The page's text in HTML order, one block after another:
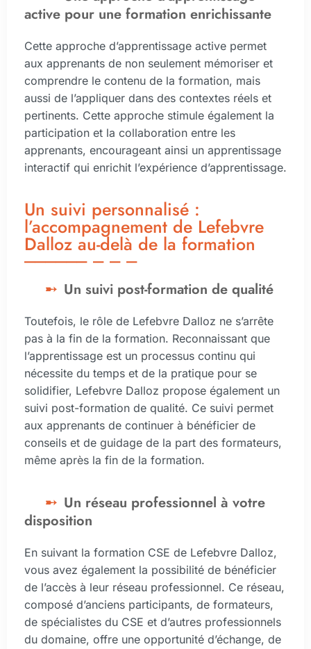
active pour une formation enrichissante
Cette approche d’apprentissage active permet
aux apprenants de non seulement mémoriser et
comprendre le contenu de la formation, mais
aussi de l’appliquer dans des contextes réels et
pertinents. Cette approche stimule également la
participation et la collaboration entre les
apprenants, encourageant ainsi un apprentissage
interactif qui enrichit l’expérience d’apprentissage.
Un suivi personnalisé :
l’accompagnement de Lefebvre
Dalloz au-delà de la formation
Un suivi post-formation de qualité
Toutefois, le rôle de Lefebvre Dalloz ne s’arrête
pas à la fin de la formation. Reconnaissant que
l’apprentissage est un processus continu qui
nécessite du temps et de la pratique pour se
solidifier, Lefebvre Dalloz propose également un
suivi post-formation de qualité. Ce suivi permet
aux apprenants de continuer à bénéficier de
conseils et de guidage de la part des formateurs,
même après la fin de la formation.
Un réseau professionnel à votre
disposition
En suivant la formation CSE de Lefebvre Dalloz,
vous avez également la possibilité de bénéficier
de l’accès à leur réseau professionnel. Ce réseau,
composé d’anciens participants, de formateurs,
de spécialistes du CSE et d’autres professionnels
du domaine, offre une opportunité d’échange, de